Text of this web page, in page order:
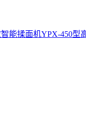
能揉面机YPX-450型